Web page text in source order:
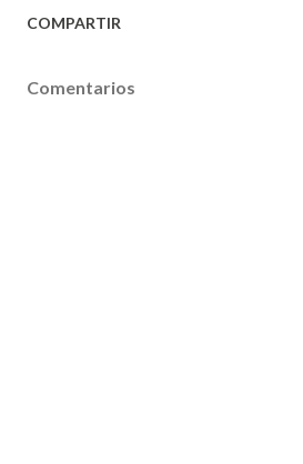
COMPARTIR
Comentarios